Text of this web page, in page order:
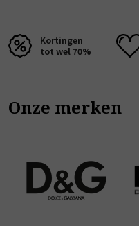
Kortingen
tot wel 70%
Onze merken